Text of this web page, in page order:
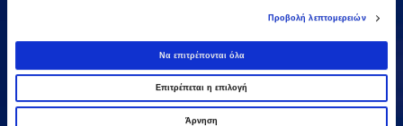
Προβολή λεπτομερειών
Να επιτρέπονται όλα
Επιτρέπεται η επιλογή
Άρνηση
Αμαρουσίου-Χαλανδρίου 16, 15125,
Τηλεφωνικό Κέντρο: 2106375000
Fax: 2106104380